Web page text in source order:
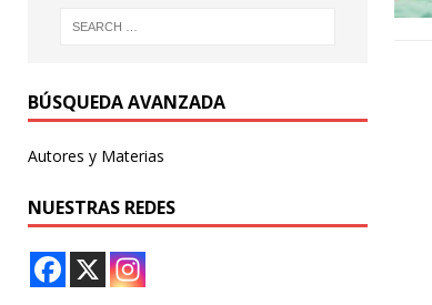
BÚSQUEDA AVANZADA
Autores y Materias
NUESTRAS REDES